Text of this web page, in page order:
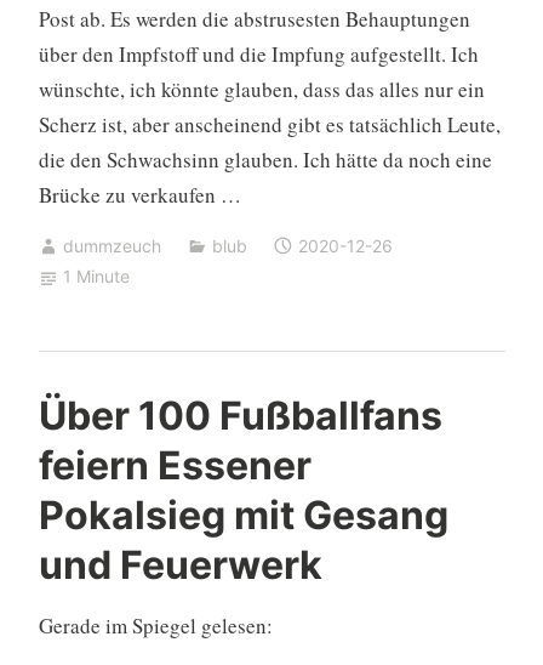
Post ab. Es werden die abstrusesten Behauptungen
über den Impfstoff und die Impfung aufgestellt. Ich
wünschte, ich könnte glauben, dass das alles nur ein
Scherz ist, aber anscheinend gibt es tatsächlich Leute,
die den Schwachsinn glauben. Ich hätte da noch eine
Brücke zu verkaufen …
dummzeuch blub
2020-12-26
1 Minute
Über 100 Fußballfans
feiern Essener
Pokalsieg mit Gesang
und Feuerwerk
Gerade im Spiegel gelesen: